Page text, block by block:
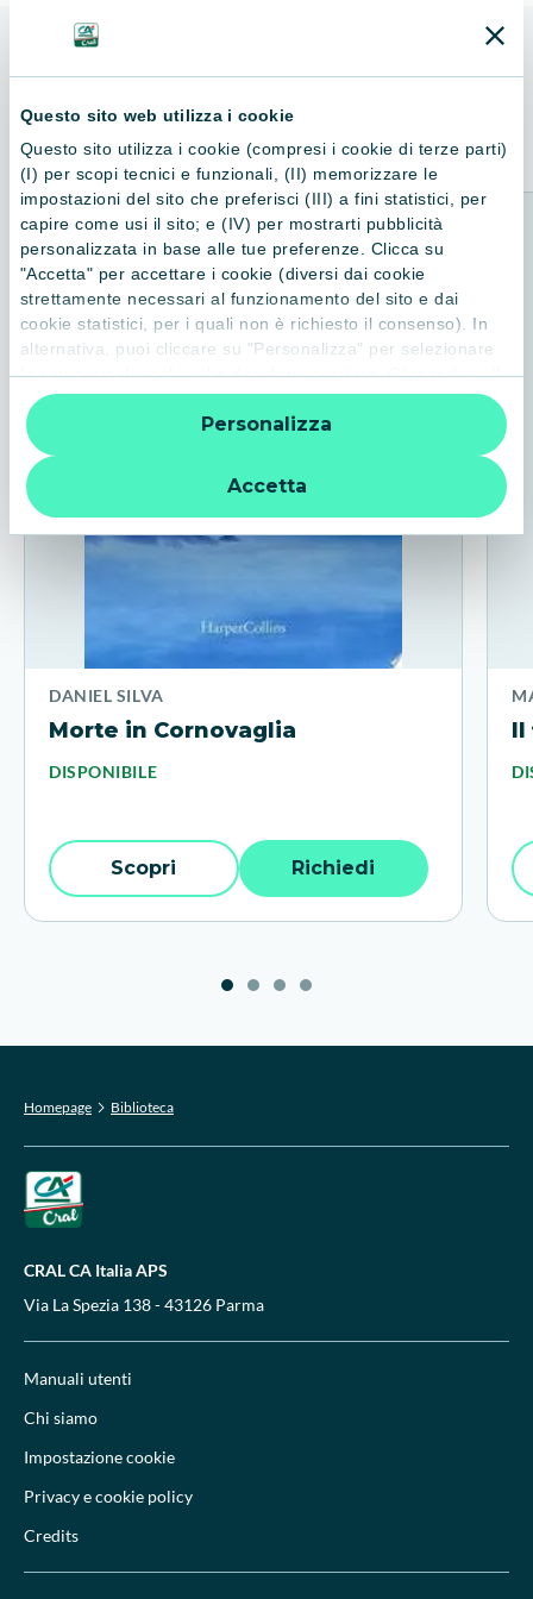
Questo sito web utilizza i cookie
Questo sito utilizza i cookie (compresi i cookie di terze parti)
(I) per scopi tecnici e funzionali, (II) memorizzare le
impostazioni del sito che preferisci (III) a fini statistici, per
capire come usi il sito; e (IV) per mostrarti pubblicità
personalizzata in base alle tue preferenze. Clicca su
"Accetta" per accettare i cookie (diversi dai cookie
strettamente necessari al funzionamento del sito e dai
cookie statistici, per i quali non è richiesto il consenso). In
alternativa, puoi cliccare su "Personalizza" per selezionare
le categorie di cookie che desideri accettare. Cliccando sulla
“X” le impostazioni predefinite vengono lasciate invariate e
quindi la navigazione può continuare senza cookie o altri
strumenti di tracciamento diversi da quelli tecnici. Per
ulteriori informazioni:
informativa privacy
Accetta
Personalizza
Consigliati per te
DANIEL SILVA
Morte in Cornovaglia
DISPONIBILE
Scopri Richiedi
Il
Homepage Biblioteca
CRAL CA Italia APS
Via La Spezia 138 - 43126 Parma
Manuali utenti
Chi siamo
Impostazione cookie
Privacy e cookie policy
Credits